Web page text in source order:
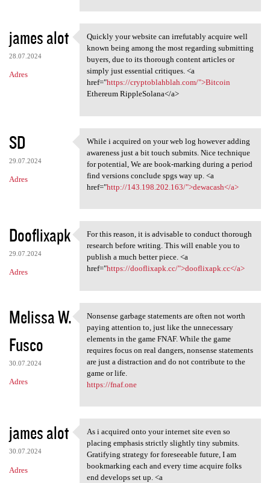
james alot
28.07.2024
Adres
Quickly your website can
Quickly your website can irrefutably acquire well
known being among the most regarding submitting
buyers, due to its thorough content articles or
simply just essential critiques. <a
href="https://cryptoblahblah.com/">Bitcoin
Ethereum RippleSolana</a>
SD
29.07.2024
Adres
While i acquired on your web
While i acquired on your web log however adding
awareness just a bit touch submits. Nice technique
for potential, We are book-marking during a period
find versions conclude spgs way up. <a
href="http://143.198.202.163/">dewacash</a>
Dooflixapk
29.07.2024
Adres
For this reason, it is
For this reason, it is advisable to conduct thorough
research before writing. This will enable you to
publish a much better piece. <a
href="https://dooflixapk.cc/">dooflixapk.cc</a>
Melissa W.
Fusco
30.07.2024
Adres
Nonsense garbage statements
Nonsense garbage statements are often not worth
paying attention to, just like the unnecessary
elements in the game FNAF. While the game
requires focus on real dangers, nonsense statements
are just a distraction and do not contribute to the
game or life.
https://fnaf.one
james alot
30.07.2024
Adres
As i acquired onto your
As i acquired onto your internet site even so
placing emphasis strictly slightly tiny submits.
Gratifying strategy for foreseeable future, I am
bookmarking each and every time acquire folks
end develops set up. <a